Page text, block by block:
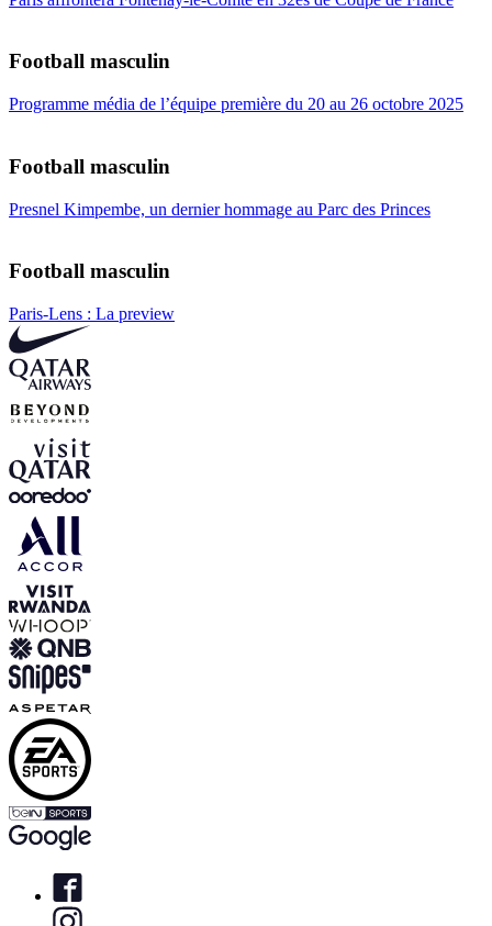
Football masculin
Programme média de l’équipe première du 20 au 26 octobre 2025
Football masculin
Presnel Kimpembe, un dernier hommage au Parc des Princes
Football masculin
Paris-Lens : La preview